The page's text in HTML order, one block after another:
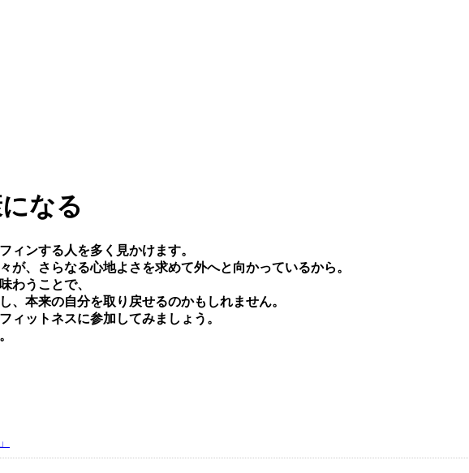
なる
ィンする⼈を多く⾒かけます。
が、さらなる⼼地よさを求めて外へと向かっているから。
わうことで、
、本来の⾃分を取り戻せるのかもしれません。
ィットネスに参加してみましょう。